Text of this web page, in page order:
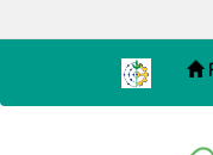
navigation